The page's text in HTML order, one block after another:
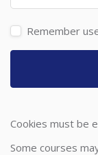
Remember
Cookies must be
Some courses